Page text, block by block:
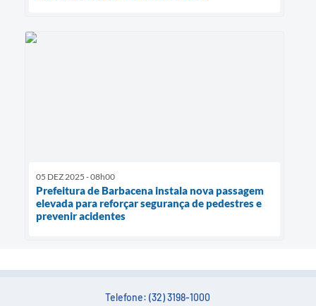
05 DEZ 2025 - 08h00
Prefeitura de Barbacena instala nova passagem
elevada para reforçar segurança de pedestres e
prevenir acidentes
Telefone: (32) 3198-1000